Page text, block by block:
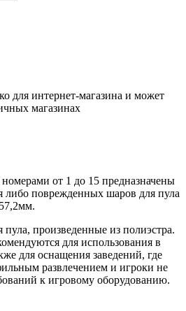
для интернет-магазина и может
магазинах
от 1 до 15 предназначены
либо поврежденных шаров для пула
произведенные из полиэстра.
для использования в
для оснащения заведений, где
развлечением и игроки не
к игровому оборудованию.